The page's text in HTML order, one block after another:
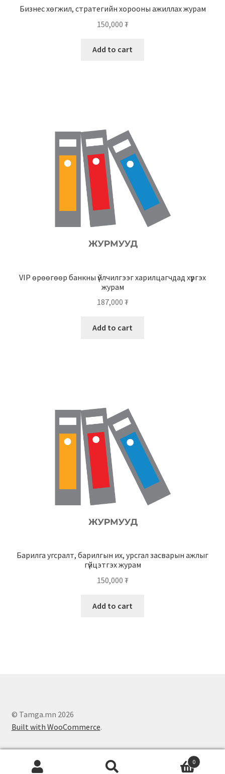
Бизнес хөгжил, стратегийн хорооны ажиллах журам
150,000 ₮
Add to cart
VIP өрөөгөөр банкны үйлчилгээг харилцагчдад хүргэх
журам
187,000 ₮
Add to cart
Барилга угсралт, барилгын их, урсгал засварын ажлыг
гүйцэтгэх журам
150,000 ₮
Add to cart
© Tamga.mn 2026
Built with WooCommerce.
0